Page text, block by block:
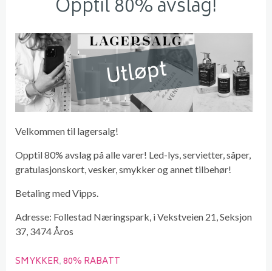
Opptil 80% avslag!
Utløpt
Velkommen til lagersalg!
Opptil 80% avslag på alle varer! Led-lys, servietter, såper,
gratulasjonskort, vesker, smykker og annet tilbehør!
Betaling med Vipps.
Adresse: Follestad Næringspark, i Vekstveien 21, Seksjon
37, 3474 Åros
SMYKKER 80% RABATT